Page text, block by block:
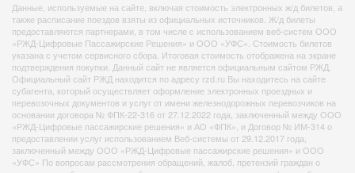
Данные, используемые на сайте, включая стоимость электронных ж/д билетов, а
также расписание поездов взяты из официальных источников. Ж/д билеты
предоставляются партнерами, в том числе с использованием веб-систем ООО
«РЖД-Цифровые Пассажирские Решения» и ООО «УФС». Стоимость билетов
указана с учетом сервисного сбора. Итоговая стоимость отображена на экране
подтверждения покупки. Данный сайт не является официальным сайтом РЖД.
Официальный сайт РЖД находится по адресу rzd.ru Вы находитесь на сайте
субагента, который осуществляет оформление электронных проездных и
перевозочных документов и услуг от имени железнодорожных перевозчиков на
основании договора № ФПК-22-316 от 27.12.2022 года, заключенный между ООО
«РЖД-Цифровые пассажирские решения» и АО «ФПК», и Договор № ИМ-314 о
предоставлении услуг использованием Веб-системы от 29.12.2017 года,
заключенный между ООО «РЖД-Цифровые пассажирские решения» и ООО
«УФС» По вопросам рассмотрения обращений, жалоб, претензий граждан о